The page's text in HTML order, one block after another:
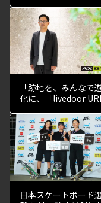
「跡地を、みんな
化に、「livedoor
日本スケートボード